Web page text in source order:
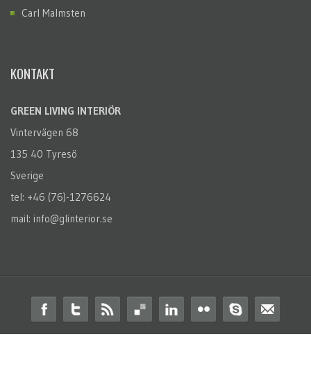
Carl Malmsten
KONTAKT
GREEN LIVING INTERIÖR
Vintervägen 68
135 40 Tyresö
Sverige
tel: +46 (76)-1276624
mail: info@glinterior.se